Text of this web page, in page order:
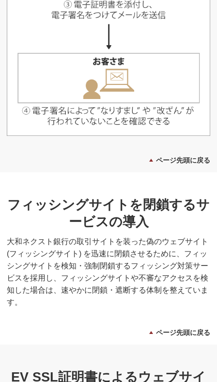
ページ先頭に戻る
フィッシングサイトを閉鎖するサ
ービスの導入
大和ネクスト銀行の取引サイトを装った偽のウェブサイト
(フィッシングサイト) を迅速に閉鎖させるために、フィッ
シングサイトを検知・強制閉鎖するフィッシング対策サー
ビスを採用し、フィッシングサイトや不審なアクセスを検
知した場合は、速やかに閉鎖・遮断する体制を整えていま
す。
ページ先頭に戻る
EV SSL証明書によるウェブサイ